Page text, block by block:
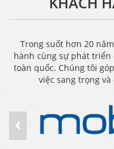
Trong suốt hơn 20
hành cùng sự phát
toàn quốc. Chúng tôi
việc sang trọng